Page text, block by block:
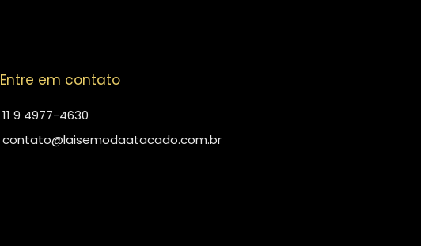
Entre em contato
11 9 4977-4630
contato@laisemodaatacado.com.br